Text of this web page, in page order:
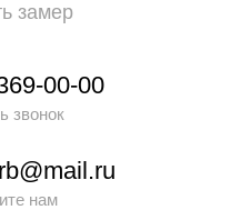
00-00
звонок
нам
замер